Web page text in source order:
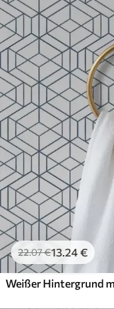
Methode der
Anwendung
Verfügbare
Standard
45.0027.00 €/m²
Premium
56.6734.00
Premium-Vinyl
65.0039 /m²
22.07€13.24€